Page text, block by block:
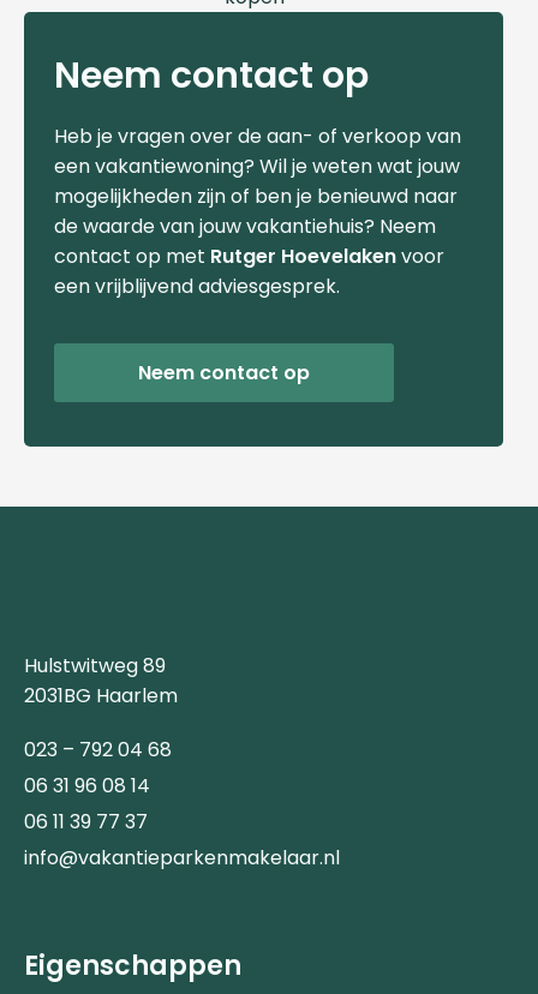
Neem contact op
Heb je vragen over de aan- of verkoop van
een vakantiewoning? Wil je weten wat jouw
mogelijkheden zijn of ben je benieuwd naar
de waarde van jouw vakantiehuis? Neem
contact op met Rutger Hoevelakenvoor
een vrijblijvend adviesgesprek.
Neem contact op
Hulstwitweg 89
2031BG Haarlem
023 – 792 04 68
06 31 96 08 14
06 11 39 77 37
info@vakantieparkenmakelaar.nl
Eigenschappen